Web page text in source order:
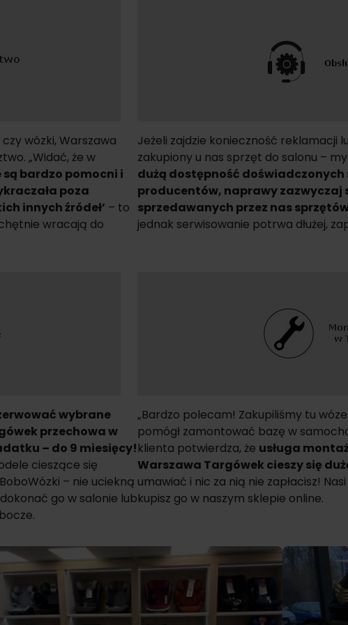
wózki, Warszawa
„Widać, że w
są bardzo pomocni i
poza
innych źródeł’ – to
wracają do
Jeżeli zajdzie konieczność reklamacji
zakupiony u nas sprzęt do salonu –
dużą dostępność
producentów, naprawy zazwyczaj
sprzedawanych przez nas
jednak serwisowanie potrwa dłużej,
wybrane
przechowa w
– do 9 miesięcy!
cieszące się
– nie uciekną
go w salonie lub
„Bardzo polecam! Zakupiliśmy tu
pomógł zamontować bazę w
klienta potwierdza, że usługa
Warszawa Targówekcieszy się
umawiać i nic za nią nie zapłacisz!
kupisz go w naszym sklepie online.